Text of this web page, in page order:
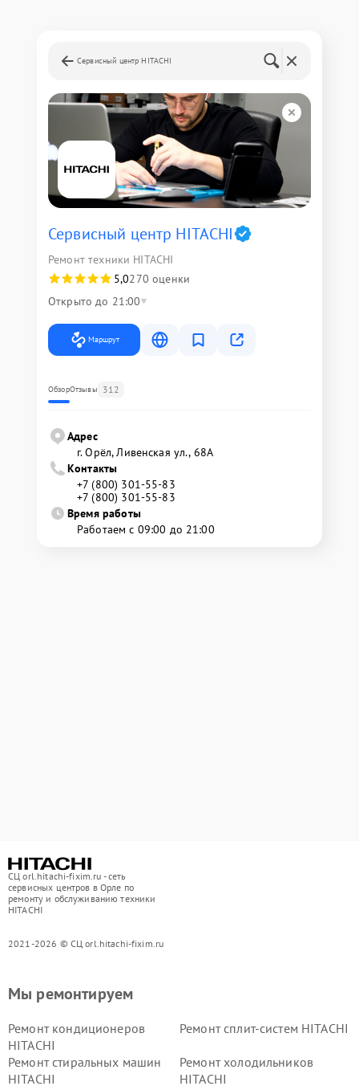
Сервисный центр HITACHI
Сервисный центр HITACHI
Ремонт техники HITACHI
5,0270 оценки
Открыто до 21:00
Маршрут
ОбзорОтзывы 312
Адрес
г. Орёл, Ливенская ул., 68А
Контакты
+7 (800) 301-55-83
+7 (800) 301-55-83
Время работы
Работаем с 09:00 до 21:00
СЦ orl.hitachi-fixim.ru - сеть
сервисных центров в Орле по
ремонту и обслуживанию техники
HITACHI
2021-2026 © СЦ orl.hitachi-fixim.ru
Мы ремонтируем
Ремонт кондиционеров
HITACHI
Ремонт сплит-систем HITACHI
Ремонт стиральных машин
HITACHI
Ремонт холодильников
HITACHI